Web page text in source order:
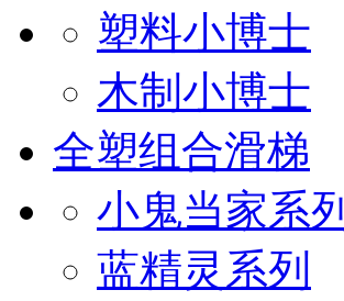
塑料小博士
木制小博士
全塑组合滑梯
小鬼当家系列
蓝精灵系列